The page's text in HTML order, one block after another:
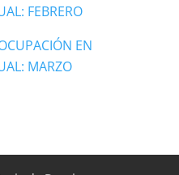
FEBRERO
EN
MARZO